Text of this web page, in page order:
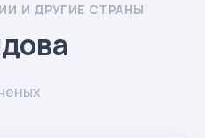
И ДРУГИЕ СТРАНЫ